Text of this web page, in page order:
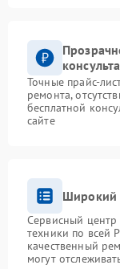
Точные прайс-
ремонта,
бесплатной
сайте
Широкий
Сервисный центр
техники по всей
качественный
могут